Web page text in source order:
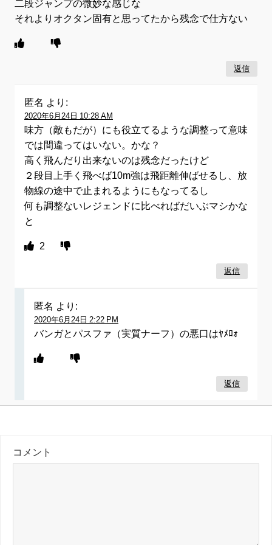
二段ジャンプの微妙な感じな
それよりオクタン固有と思ってたから残念で仕方ない
返信
匿名 より:
2020年6月24日 10:28 AM
味方（敵もだが）にも役立てるような調整って意味
では間違ってはいない。かな？
高く飛んだり出来ないのは残念だったけど
２段目上手く飛べば10m強は飛距離伸ばせるし、放
物線の途中で止まれるようにもなってるし
何も調整ないレジェンドに比べればだいぶマシかな
と
2
返信
匿名 より:
2020年6月24日 2:22 PM
バンガとパスファ（実質ナーフ）の悪口はﾔﾒﾛｫ
返信
コメント